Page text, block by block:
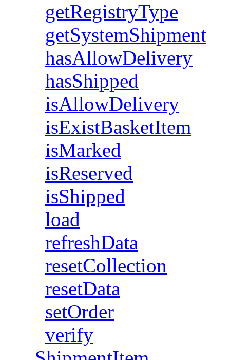
getRegistryType
getSystemShipment
hasAllowDelivery
hasShipped
isAllowDelivery
isExistBasketItem
isMarked
isReserved
isShipped
load
refreshData
resetCollection
resetData
setOrder
verify